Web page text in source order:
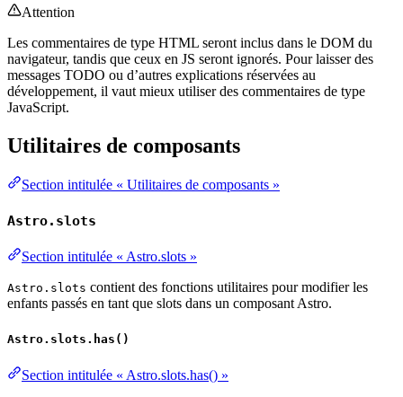
Attention
Les commentaires de type HTML seront inclus dans le DOM du
navigateur, tandis que ceux en JS seront ignorés. Pour laisser des
messages TODO ou d’autres explications réservées au
développement, il vaut mieux utiliser des commentaires de type
JavaScript.
Utilitaires de composants
Section intitulée « Utilitaires de composants »
Astro.slots
Section intitulée « Astro.slots »
Astro.slots contient des fonctions utilitaires pour modifier les
enfants passés en tant que slots dans un composant Astro.
Astro.slots.has()
Section intitulée « Astro.slots.has() »